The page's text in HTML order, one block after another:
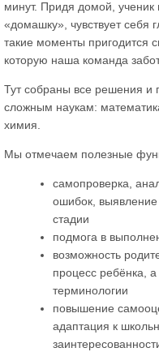
минут. Придя домой,
«домашку», чувствует себя
такие моменты пригодится
которую наша команда
Тут собраны все решения и
сложным наукам:
химия.
Мы отмечаем полезные
самопроверка,
ошибок, выявление
стадии
подмога в
возможность
процесс ребёнка,
терминологии
повышение
адаптация к